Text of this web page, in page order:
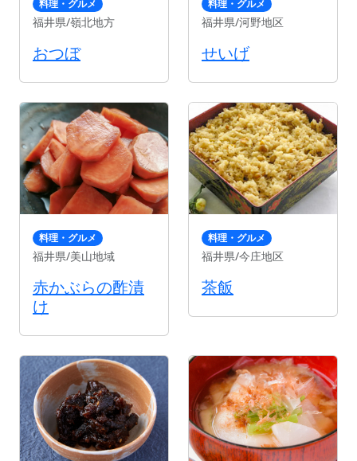
料理・グルメ
福井県/嶺北地方
おつぼ
料理・グルメ
福井県/河野地区
せいげ
料理・グルメ
福井県/美山地域
赤かぶらの酢漬
け
料理・グルメ
福井県/今庄地区
茶飯